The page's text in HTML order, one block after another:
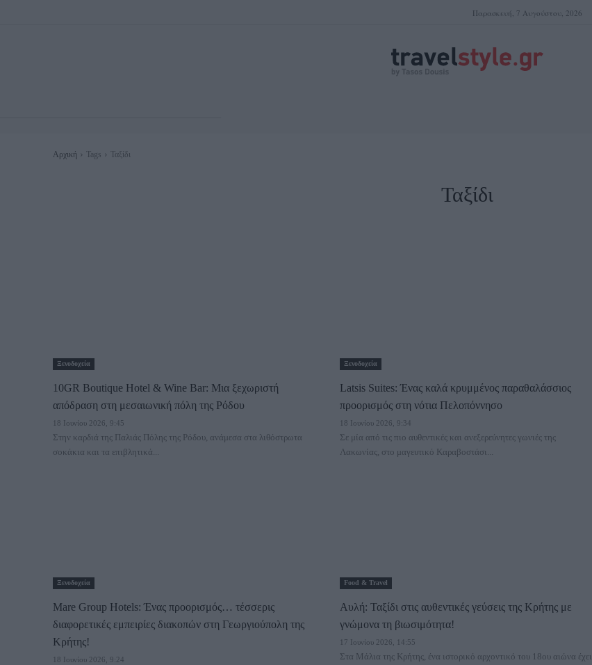
Παρασκευή, 7 Αυγούστου, 2026
Αρχική Tags Ταξίδι
Ταξίδι
Ξενοδοχεία
10GR Boutique Hotel & Wine Bar: Μια ξεχωριστή
απόδραση στη μεσαιωνική πόλη της Ρόδου
18 Ιουνίου 2026, 9:45
Στην καρδιά της Παλιάς Πόλης της Ρόδου, ανάμεσα στα λιθόστρωτα
σοκάκια και τα επιβλητικά...
Ξενοδοχεία
Latsis Suites: Ένας καλά κρυμμένος παραθαλάσσιος
προορισμός στη νότια Πελοπόννησο
18 Ιουνίου 2026, 9:34
Σε μία από τις πιο αυθεντικές και ανεξερεύνητες γωνιές της
Λακωνίας, στο μαγευτικό Καραβοστάσι...
Ξενοδοχεία
Μare Group Hotels: Ένας προορισμός… τέσσερις
διαφορετικές εμπειρίες διακοπών στη Γεωργιούπολη της
Κρήτης!
18 Ιουνίου 2026, 9:24
Food & Travel
Αυλή: Ταξίδι στις αυθεντικές γεύσεις της Κρήτης με
γνώμονα τη βιωσιμότητα!
17 Ιουνίου 2026, 14:55
Στα Μάλια της Κρήτης, ένα ιστορικό αρχοντικό του 18ου αιώνα έχει